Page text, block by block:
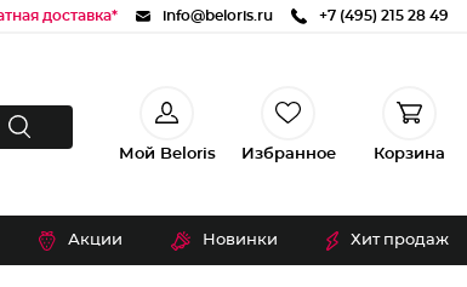
доставка* info@beloris.ru +7 (495) 215 28 49
Мой Beloris Избранное Корзина
Акции Новинки Хит продаж